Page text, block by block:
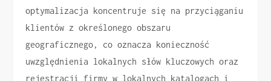
optymalizacja koncentruje się na przyciąganiu
klientów z określonego obszaru
geograficznego, co oznacza konieczność
uwzględnienia lokalnych słów kluczowych oraz
rejestracji firmy w lokalnych katalogach i